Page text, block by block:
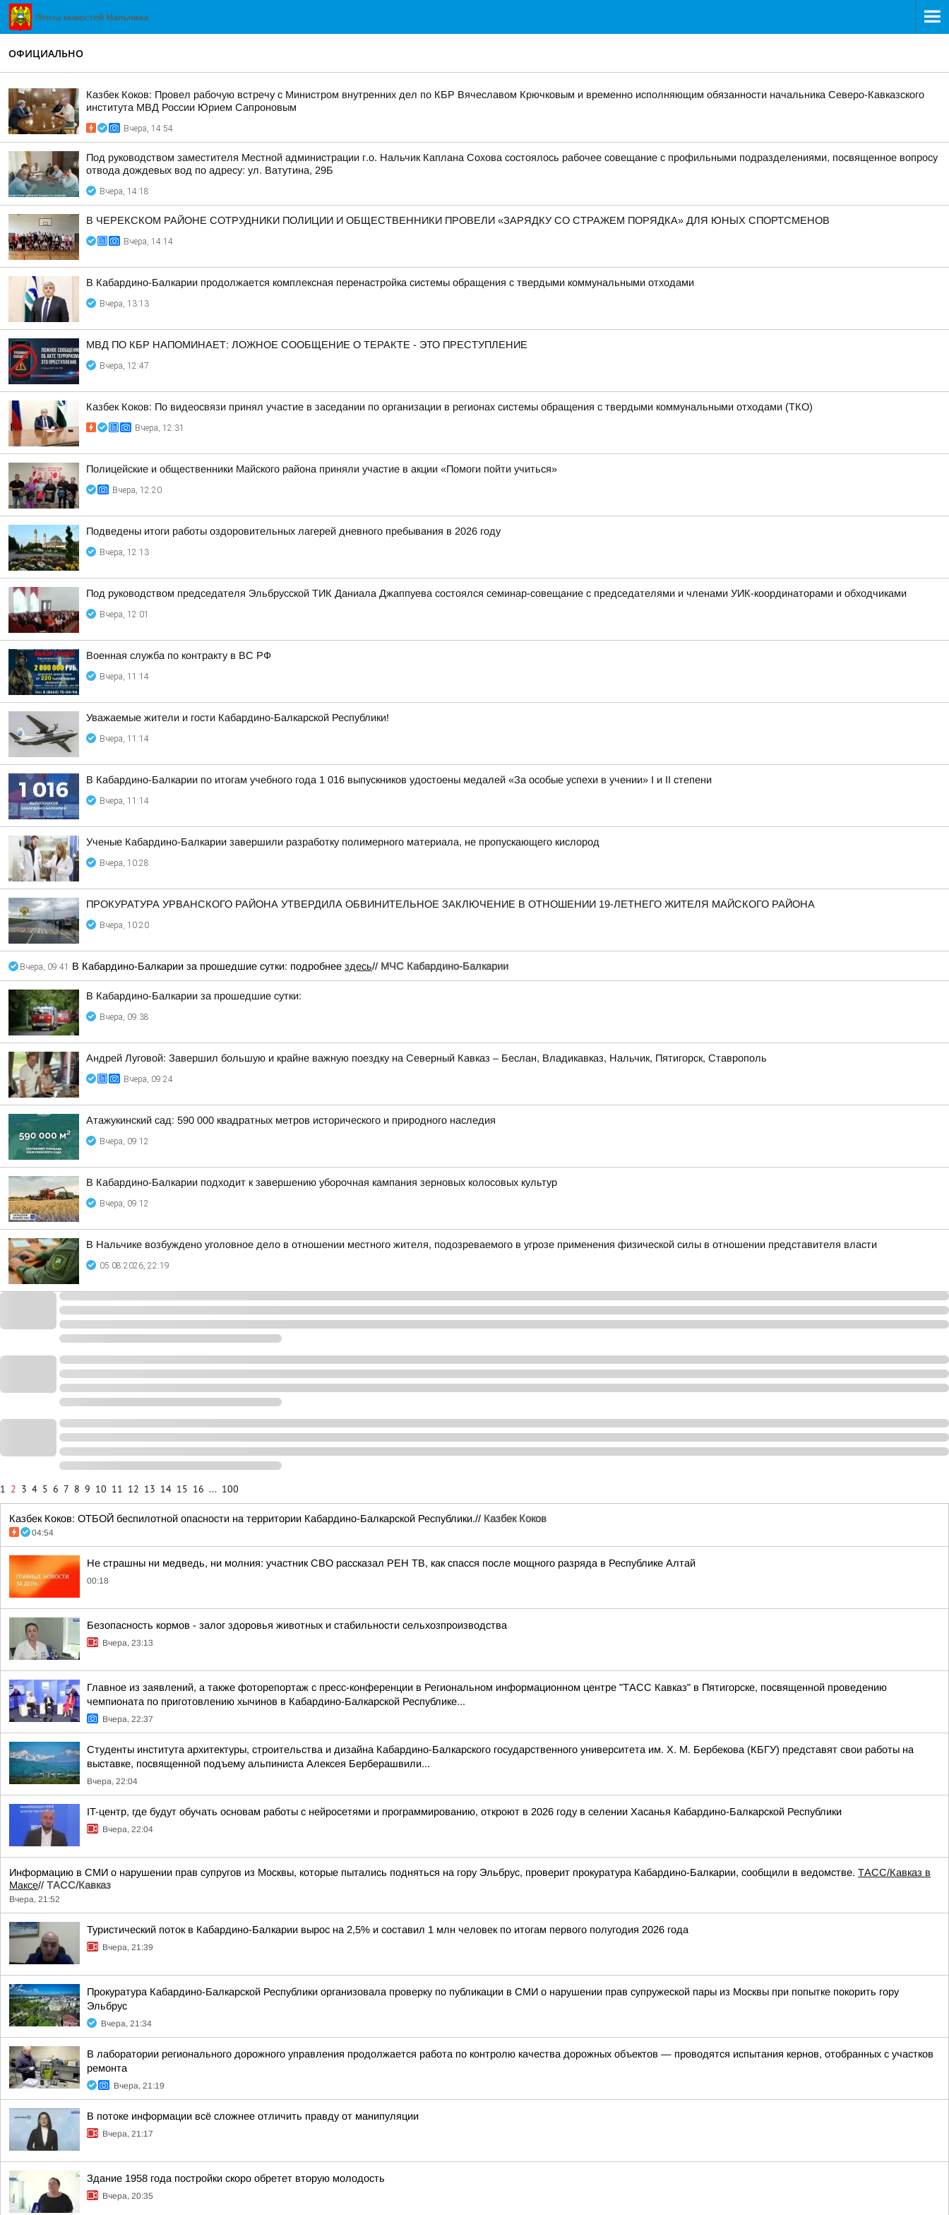
ОФИЦИАЛЬНО
Казбек Коков: Провел рабочую встречу с Министром внутренних дел по КБР Вячеславом Крючковым и временно исполняющим обязанности начальника Северо-Кавказского
института МВД России Юрием Сапроновым
Вчера, 14:54
Под руководством заместителя Местной администрации г.о. Нальчик Каплана Сохова состоялось рабочее совещание с профильными подразделениями, посвященное вопросу
отвода дождевых вод по адресу: ул. Ватутина, 29Б
Вчера, 14:18
В ЧЕРЕКСКОМ РАЙОНЕ СОТРУДНИКИ ПОЛИЦИИ И ОБЩЕСТВЕННИКИ ПРОВЕЛИ «ЗАРЯДКУ СО СТРАЖЕМ ПОРЯДКА» ДЛЯ ЮНЫХ СПОРТСМЕНОВ
Вчера, 14:14
В Кабардино-Балкарии продолжается комплексная перенастройка системы обращения с твердыми коммунальными отходами
Вчера, 13:13
МВД ПО КБР НАПОМИНАЕТ: ЛОЖНОЕ СООБЩЕНИЕ О ТЕРАКТЕ - ЭТО ПРЕСТУПЛЕНИЕ
Вчера, 12:47
Казбек Коков: По видеосвязи принял участие в заседании по организации в регионах системы обращения с твердыми коммунальными отходами (ТКО)
Вчера, 12:31
Полицейские и общественники Майского района приняли участие в акции «Помоги пойти учиться»
Вчера, 12:20
Подведены итоги работы оздоровительных лагерей дневного пребывания в 2026 году
Вчера, 12:13
Под руководством председателя Эльбрусской ТИК Даниала Джаппуева состоялся семинар-совещание с председателями и членами УИК-координаторами и обходчиками
Вчера, 12:01
Военная служба по контракту в ВС РФ
Вчера, 11:14
Уважаемые жители и гости Кабардино-Балкарской Республики!
Вчера, 11:14
В Кабардино-Балкарии по итогам учебного года 1 016 выпускников удостоены медалей «За особые успехи в учении» I и II степени
Вчера, 11:14
Ученые Кабардино-Балкарии завершили разработку полимерного материала, не пропускающего кислород
Вчера, 10:28
ПРОКУРАТУРА УРВАНСКОГО РАЙОНА УТВЕРДИЛА ОБВИНИТЕЛЬНОЕ ЗАКЛЮЧЕНИЕ В ОТНОШЕНИИ 19-ЛЕТНЕГО ЖИТЕЛЯ МАЙСКОГО РАЙОНА
Вчера, 10:20
Вчера, 09:41 В Кабардино-Балкарии за прошедшие сутки: подробнее здесь// МЧС Кабардино-Балкарии
В Кабардино-Балкарии за прошедшие сутки:
Вчера, 09:38
Андрей Луговой: Завершил большую и крайне важную поездку на Северный Кавказ – Беслан, Владикавказ, Нальчик, Пятигорск, Ставрополь
Вчера, 09:24
Атажукинский сад: 590 000 квадратных метров исторического и природного наследия
Вчера, 09:12
В Кабардино-Балкарии подходит к завершению уборочная кампания зерновых колосовых культур
Вчера, 09:12
В Нальчике возбуждено уголовное дело в отношении местного жителя, подозреваемого в угрозе применения физической силы в отношении представителя власти
05.08.2026, 22:19
1 2 3 4 5 6 7 8 9 10 11 12 13 14 15 16 ... 100
Казбек Коков: ОТБОЙ беспилотной опасности на территории Кабардино-Балкарской Республики.// Казбек Коков
04:54
Не страшны ни медведь, ни молния: участник СВО рассказал РЕН ТВ, как спасся после мощного разряда в Республике Алтай
00:18
Безопасность кормов - залог здоровья животных и стабильности сельхозпроизводства
Вчера, 23:13
Главное из заявлений, а также фоторепортаж с пресс-конференции в Региональном информационном центре "ТАСС Кавказ" в Пятигорске, посвященной проведению
чемпионата по приготовлению хычинов в Кабардино-Балкарской Республике...
Вчера, 22:37
Студенты института архитектуры, строительства и дизайна Кабардино-Балкарского государственного университета им. Х. М. Бербекова (КБГУ) представят свои работы на
выставке, посвященной подъему альпиниста Алексея Берберашвили...
Вчера, 22:04
IT-центр, где будут обучать основам работы с нейросетями и программированию, откроют в 2026 году в селении Хасанья Кабардино-Балкарской Республики
Вчера, 22:04
Информацию в СМИ о нарушении прав супругов из Москвы, которые пытались подняться на гору Эльбрус, проверит прокуратура Кабардино-Балкарии, сообщили в ведомстве. ТАСС/Кавказ в
Максе// ТАСС/Кавказ
Вчера, 21:52
Туристический поток в Кабардино-Балкарии вырос на 2,5% и составил 1 млн человек по итогам первого полугодия 2026 года
Вчера, 21:39
Прокуратура Кабардино-Балкарской Республики организовала проверку по публикации в СМИ о нарушении прав супружеской пары из Москвы при попытке покорить гору
Эльбрус
Вчера, 21:34
В лаборатории регионального дорожного управления продолжается работа по контролю качества дорожных объектов — проводятся испытания кернов, отобранных с участков
ремонта
Вчера, 21:19
В потоке информации всё сложнее отличить правду от манипуляции
Вчера, 21:17
Здание 1958 года постройки скоро обретет вторую молодость
Вчера, 20:35